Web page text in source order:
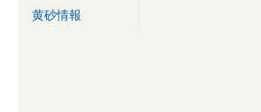
黄砂情報